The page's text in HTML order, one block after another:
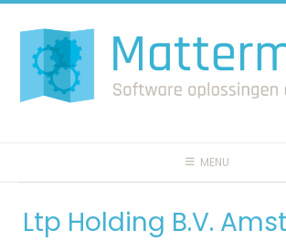
naar
inhoud
MENU
Ltp Holding B.V.